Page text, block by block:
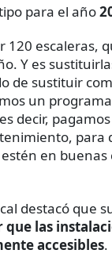
para el año
120 escaleras,
Y es
de sustituir
un
decir,
para
en buenas
destacó que
las
accesibles.